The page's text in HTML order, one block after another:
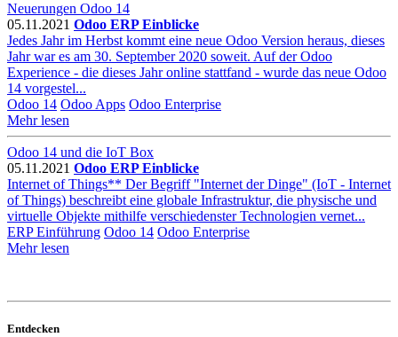
Neuerungen Odoo 14
05.11.2021 Odoo ERP Einblicke
Jedes Jahr im Herbst kommt eine neue Odoo Version heraus, dieses
Jahr war es am 30. September 2020 soweit. Auf der Odoo
Experience - die dieses Jahr online stattfand - wurde das neue Odoo
14 vorgestel...
Odoo 14 Odoo Apps Odoo Enterprise
Mehr lesen
Odoo 14 und die IoT Box
05.11.2021 Odoo ERP Einblicke
Internet of Things** Der Begriff "Internet der Dinge" (IoT - Internet
of Things) beschreibt eine globale Infrastruktur, die physische und
virtuelle Objekte mithilfe verschiedenster Technologien vernet...
ERP Einführung Odoo 14 Odoo Enterprise
Mehr lesen
Entdecken